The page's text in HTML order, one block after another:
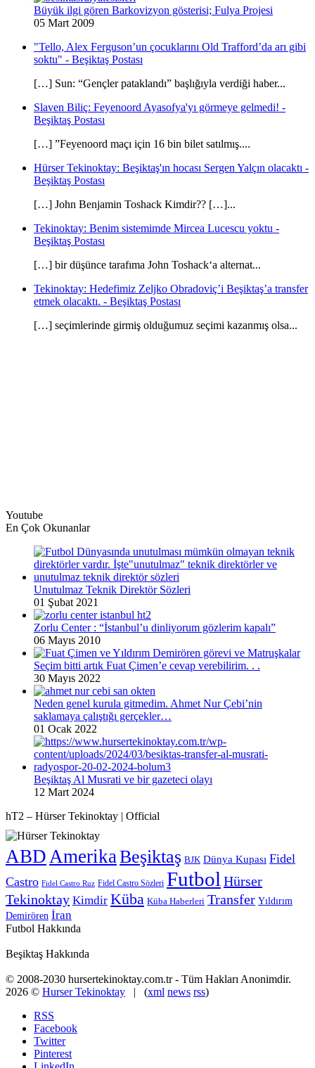
Büyük ilgi gören Barkovizyon gösterisi; Fulya Projesi
05 Mart 2009
"Tello, Alex Ferguson’un çocuklarını Old Trafford’da arı gibi
soktu" - Beşiktaş Postası
[…] Sun: “Gençler pataklandı” başlığıyla verdiği haber...
Slaven Biliç: Feyenoord Ayasofya'yı görmeye gelmedi! -
Beşiktaş Postası
[…] ”Feyenoord maçı için 16 bin bilet satılmış....
Hürser Tekinoktay: Beşiktaş'ın hocası Sergen Yalçın olacaktı -
Beşiktaş Postası
[…] John Benjamin Toshack Kimdir?? […]...
Tekinoktay: Benim sistemimde Mircea Lucescu yoktu -
Beşiktaş Postası
[…] bir düşünce tarafıma John Toshack‘a alternat...
Tekinoktay: Hedefimiz Zeljko Obradoviç’i Beşiktaş’a transfer
etmek olacaktı. - Beşiktaş Postası
[…] seçimlerinde girmiş olduğumuz seçimi kazanmış olsa...
Youtube
En Çok Okunanlar
Unutulmaz Teknik Direktör Sözleri
01 Şubat 2021
Zorlu Center : “İstanbul’u dinliyorum gözlerim kapalı”
06 Mayıs 2010
Seçim bitti artık Fuat Çimen’e cevap verebilirim. . .
30 Mayıs 2022
Neden genel kurula gitmedim. Ahmet Nur Çebi’nin
saklamaya çalıştığı gerçekler…
01 Ocak 2022
Beşiktaş Al Musrati ve bir gazeteci olayı
12 Mart 2024
hT2 – Hürser Tekinoktay | Official
ABD Amerika Beşiktaş BJK Dünya Kupası Fidel
Castro Fidel Castro Ruz Fidel Castro Sözleri Futbol Hürser
Tekinoktay Kimdir Küba Küba Haberleri Transfer Yıldırım
Demirören İran
Futbol Hakkında
Beşiktaş Hakkında
© 2008-2030 hursertekinoktay.com.tr - Tüm Hakları Anonimdir.
2026 © Hurser Tekinoktay | (xml news rss)
RSS
Facebook
Twitter
Pinterest